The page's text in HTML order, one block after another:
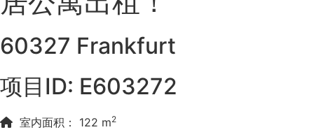
60327 Frankfurt
项目ID: E603272
室内面积： 122 m2